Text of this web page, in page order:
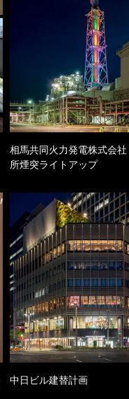
相馬共同火力発電株式会
所煙突ライトアップ
中日ビル建替計画